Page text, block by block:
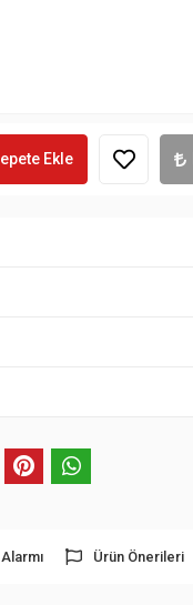
Ekle
Ürün Önerileri